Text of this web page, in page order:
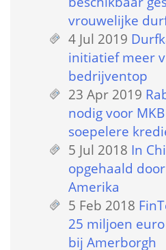
vrouwelijke
4 Jul 2019
initiatief meer
bedrijventop
23 Apr 2019
nodig voor
soepelere
5 Jul 2018 In
opgehaald
Amerika
5 Feb 2018
25 miljoen
bij Amerborgh